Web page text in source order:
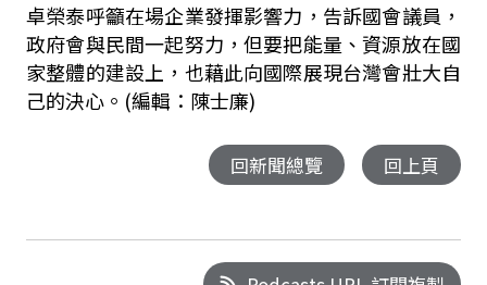
卓榮泰呼籲在場企業發揮影響力，告訴國會議員，
政府會與民間一起努力，但要把能量、資源放在國
家整體的建設上，也藉此向國際展現台灣會壯大自
己的決心。(編輯：陳士廉)
回新聞總覽 回上頁